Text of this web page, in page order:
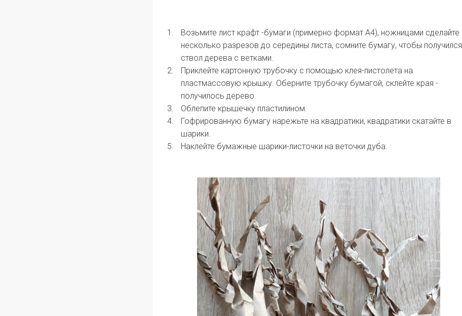
Возьмите лист крафт -бумаги (примерно формат А4), ножницами сделайте
несколько разрезов до середины листа, сомните бумагу, чтобы получился
ствол дерева с ветками.
Приклейте картонную трубочку с помощью клея-пистолета на
пластмассовую крышку. Оберните трубочку бумагой, склейте края -
получилось дерево.
Облепите крышечку пластилином.
Гофрированную бумагу нарежьте на квадратики, квадратики скатайте в
шарики.
Наклейте бумажные шарики-листочки на веточки дуба.